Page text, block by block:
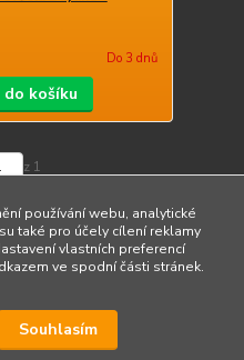
Do 3 dnů
košíku
z 1
cookies.
používání webu, analytické
také pro účely cílení reklamy
vlastních preferencí
ve spodní části stránek.
Souhlasím